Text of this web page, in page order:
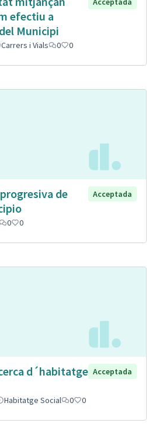
efectiu a
Municipi
Carrers i Vials 0 0
de
Acceptada
0 0
d´habitatge Acceptada
Habitatge Social 0 0